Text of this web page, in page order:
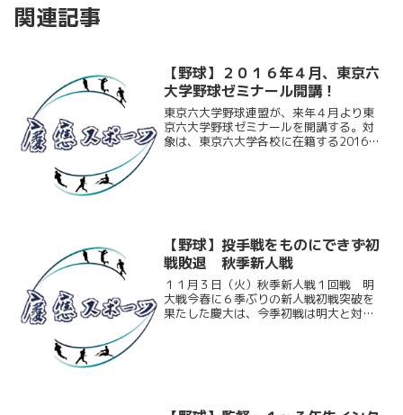
関連記事
【野球】２０１６年４月、東京六
大学野球ゼミナール開講！
東京六大学野球連盟が、来年４月より東
京六大学野球ゼミナールを開講する。対
象は、東京六大学各校に在籍する2016年
【野球】投手戦をものにできず初
戦敗退 秋季新人戦
１１月３日（火）秋季新人戦１回戦 明
大戦今春に６季ぶりの新人戦初戦突破を
果たした慶大は、今季初戦は明大と対戦